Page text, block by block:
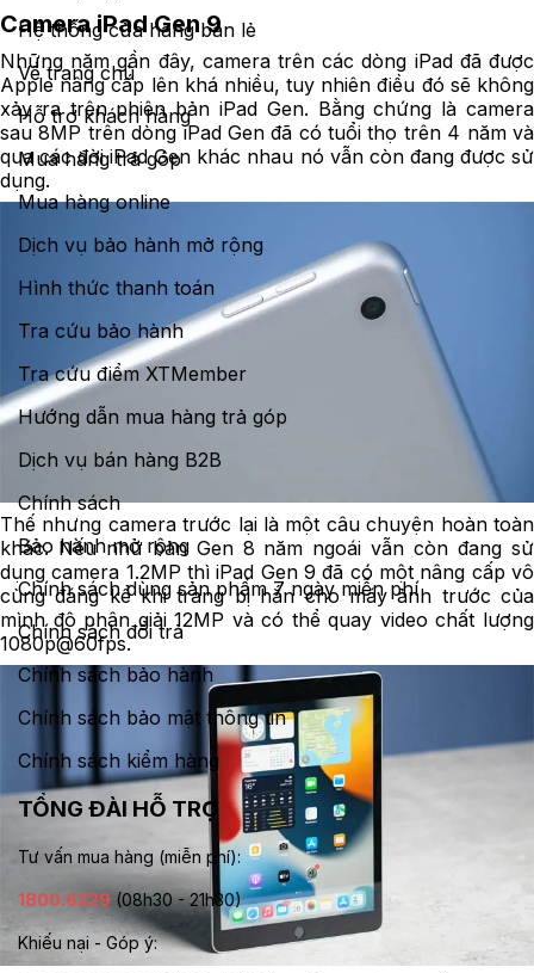
Camera iPad Gen 9
Những năm gần đây, camera trên các dòng iPad đã được
Apple nâng cấp lên khá nhiều, tuy nhiên điều đó sẽ không
xảy ra trên phiên bản iPad Gen. Bằng chứng là camera
sau 8MP trên dòng iPad Gen đã có tuổi thọ trên 4 năm và
qua các đời iPad Gen khác nhau nó vẫn còn đang được sử
dụng.
Thế nhưng camera trước lại là một câu chuyện hoàn toàn
khác. Nếu như bản Gen 8 năm ngoái vẫn còn đang sử
dụng camera 1.2MP thì iPad Gen 9 đã có một nâng cấp vô
cùng đáng kể khi trang bị hắn cho máy ảnh trước của
mình độ phân giải 12MP và có thể quay video chất lượng
1080p@60fps.
Hệ thống cửa hàng bán lẻ
Về trang chủ
Hỗ trợ khách hàng
Mua hàng trả góp
Mua hàng online
Dịch vụ bảo hành mở rộng
Hình thức thanh toán
Tra cứu bảo hành
Tra cứu điểm XTMember
Hướng dẫn mua hàng trả góp
Dịch vụ bán hàng B2B
Chính sách
Bảo hành mở rộng
Chính sách dùng sản phẩm 7 ngày miễn phí
Chính sách đổi trả
Chính sách bảo hành
Chính sách bảo mật thông tin
Chính sách kiểm hàng
TỔNG ĐÀI HỖ TRỢ
Tư vấn mua hàng (miễn phí):
1800.6229 (08h30 - 21h30)
Khiếu nại - Góp ý: